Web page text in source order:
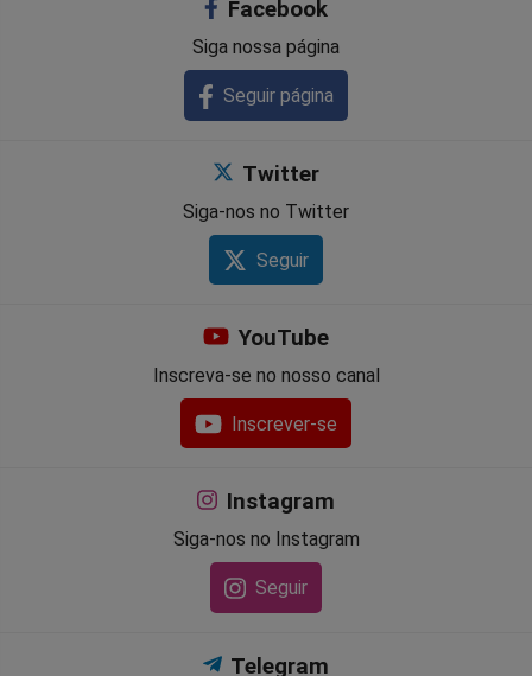
Facebook
Siga nossa página
Seguir página
Twitter
Siga-nos no Twitter
Seguir
YouTube
Inscreva-se no nosso canal
Inscrever-se
Instagram
Siga-nos no Instagram
Seguir
Telegram